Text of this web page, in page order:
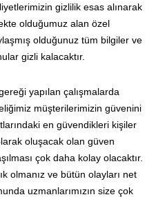
gizlilik esas alınarak
olduğumuz alan özel
olduğunuz tüm bilgiler ve
gizli kalacaktır.
yapılan çalışmalarda
müşterilerimizin güvenini
en güvendikleri kişiler
oluşacak olan güven
çok daha kolay olacaktır.
olmanız ve bütün olayları net
uzmanlarımızın size çok